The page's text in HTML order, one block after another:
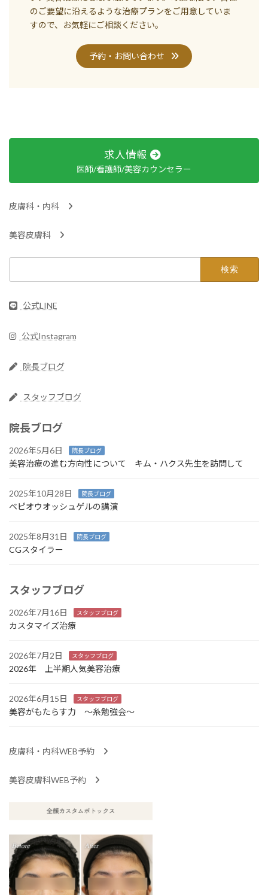
のご要望に沿えるような治療プランをご用意していま
すので、お気軽にご相談ください。
予約・お問い合わせ
求人情報
医師/看護師/美容カウンセラー
皮膚科・内科
美容皮膚科
公式LINE
公式Instagram
院長ブログ
スタッフブログ
院長ブログ
2026年5月6日 院長ブログ
美容治療の進む方向性について キム・ハクス先生を訪問して
2025年10月28日 院長ブログ
ベピオウオッシュゲルの講演
2025年8月31日 院長ブログ
CGスタイラー
スタッフブログ
2026年7月16日 スタッフブログ
カスタマイズ治療
2026年7月2日 スタッフブログ
2026年 上半期人気美容治療
2026年6月15日 スタッフブログ
美容がもたらす力 ～糸勉強会～
皮膚科・内科WEB予約
美容皮膚科WEB予約